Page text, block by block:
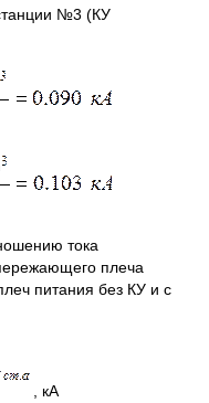
№3 (КУ
тока
плеча
питания без КУ и с
, кА